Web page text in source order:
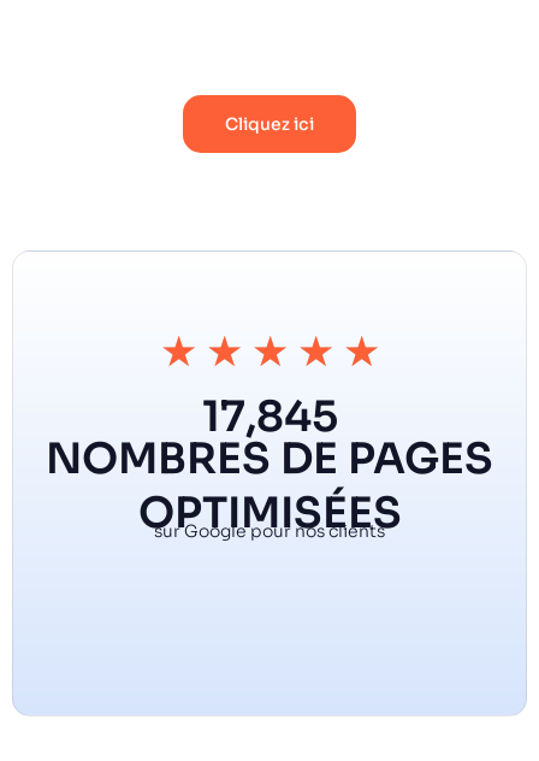
Cliquez ici
★ ★ ★ ★ ★
17,845
NOMBRES DE PAGES
OPTIMISÉES
sur Google pour nos clients